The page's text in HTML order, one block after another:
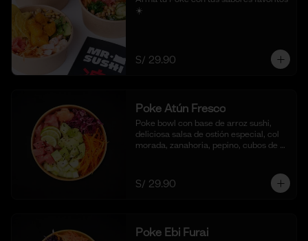
☀️
S/ 29.90
Poke Atún Fresco
Poke bowl con base de arroz sushi,
deliciosa salsa de ostión especial, col
morada, zanahoria, pepino, cubos de
S/ 29.90
Poke Ebi Furai